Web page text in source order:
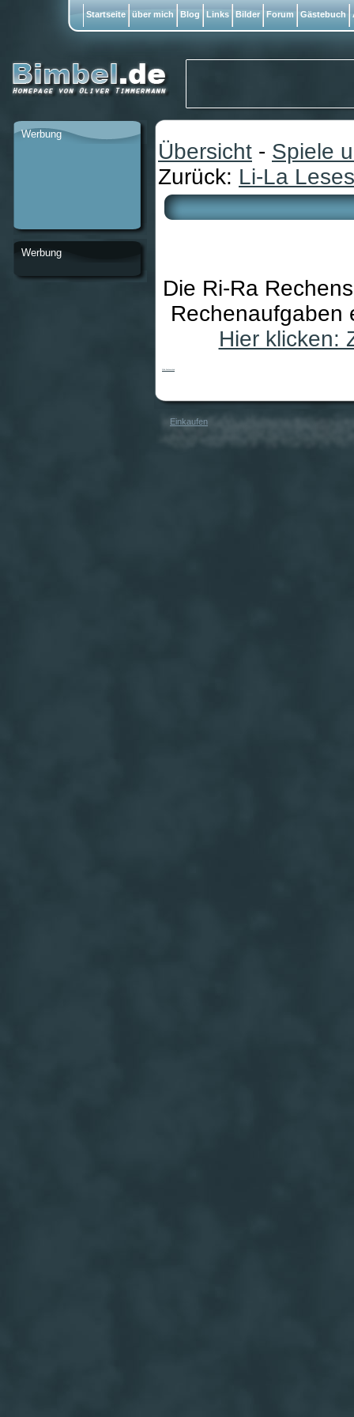
Übersicht - Spiele
Zurück: Li-La
Die Ri-Ra
Rechenaufgaben
Hier klicken:
Einkaufen
Werbung
Werbung
Startseite über mich Blog Links Bilder Forum Gästebuch